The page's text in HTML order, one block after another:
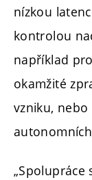
nízkou
kontrolou
například
okamžité
vzniku,
„Spolupráce